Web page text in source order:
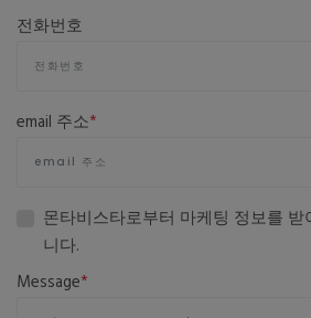
전화번호
email 주소*
몬타비스타로부터 마케팅 정보를
니다.
Message*